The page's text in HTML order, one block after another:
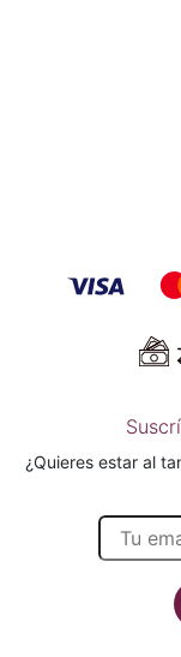
¿Quieres estar al